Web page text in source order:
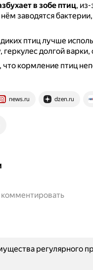
в зобе птиц, из-
нём заводятся
птиц лучше
геркулес долгой
что кормление птиц
news.ru dzen.ru
регулярного